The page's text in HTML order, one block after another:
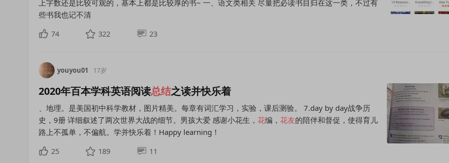
上字数还是比较可观的，基本上都是比较厚的书~ 一、语文类相关 尽量把必读书目归在这一类，不过有
些书我也记不清
74
322 23
youyou01 17岁
2020年百本学科英语阅读总结之读并快乐着
、地理。是美国初中科学教材，图片精美。每章有词汇学习，实验，课后测验。 7.day by day战争历
史，9册 详细叙述了两次世界大战的细节。男孩大爱 感谢小花生， 花编， 花友的陪伴和督促，使得育儿
路上不孤单，不偏航。学并快乐着！Happy learning！
25
189 11